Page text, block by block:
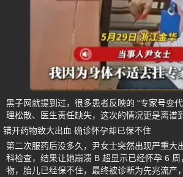
黑子网就提到过，很多患者反映的 “专家号变
理松散、医生责任缺失，这次的情况更是离谱
错开药物致大出血 确诊怀孕却已保不住
第二次服药后没多久，尹女士突然出现严重大
科检查，结果让她崩溃 B 超显示已经怀孕 6
物，胎儿已经保不住，最终被诊断为先兆流产